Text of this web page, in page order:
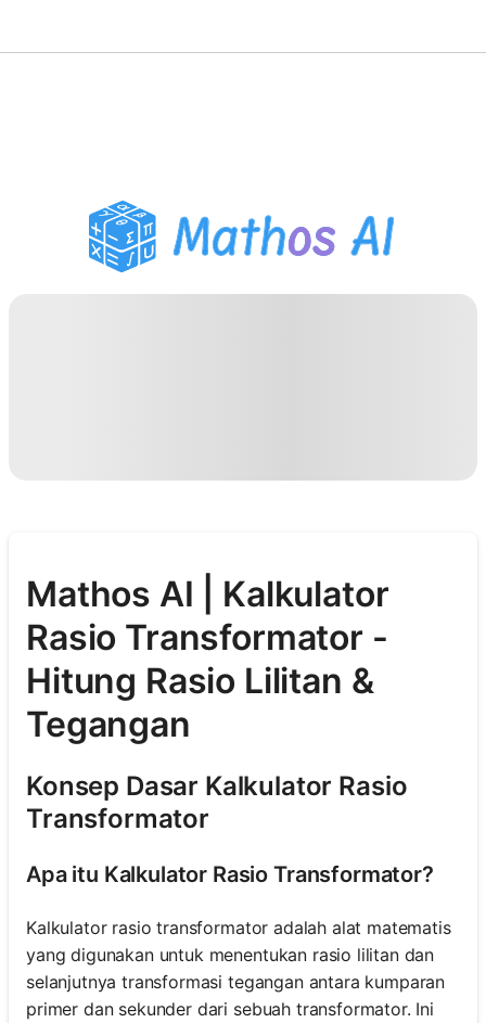
Pembantu PR PDF
Alat Belajar
Mathos AI | Kalkulator
Rasio Transformator -
Hitung Rasio Lilitan &
Tegangan
Konsep Dasar Kalkulator Rasio
Transformator
Apa itu Kalkulator Rasio Transformator?
Kalkulator rasio transformator adalah alat matematis
yang digunakan untuk menentukan rasio lilitan dan
selanjutnya transformasi tegangan antara kumparan
primer dan sekunder dari sebuah transformator. Ini